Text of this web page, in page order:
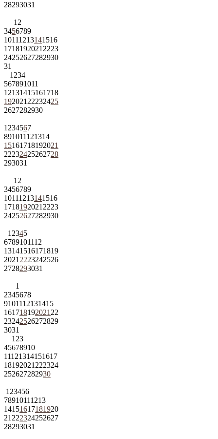
28293031
1 2
3456789
10111213141516
1718192021 2223
24252627282930
31
1 234
567891011
12131415161718
192021 22232425
2627282930
1 234567
891011121314
15161718192021
22232425262728
293031
1 2
3456789
10111213141516
1718192021 2223
24252627282930
1 2345
6789101112
13141516171819
2021 2223242526
2728293031
1
2345678
9101112131415
161718192021 22
23242526272829
3031
1 23
45678910
11121314151617
18192021 222324
252627282930
1 23456
78910111213
14151617181920
21 222324252627
28293031